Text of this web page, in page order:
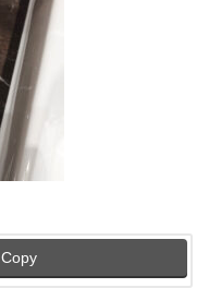
Copy